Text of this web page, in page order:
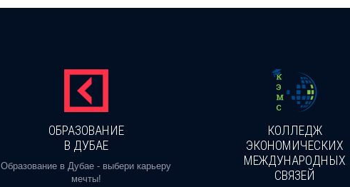
ОБРАЗОВАНИЕ
В ДУБАЕ
Образование в Дубае - выбери карьеру
мечты!
КОЛЛЕДЖ
ЭКОНОМИЧЕСКИХ
МЕЖДУНАРОДНЫХ
СВЯЗЕЙ